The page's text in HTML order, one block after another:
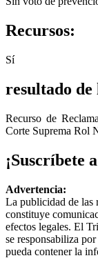
Recursos:
Sí
resultado de
Recurso de
Corte Suprema Rol
¡Suscríbete
Advertencia:
La publicidad de las
constituye
efectos legales. El
se responsabiliza
pueda contener la